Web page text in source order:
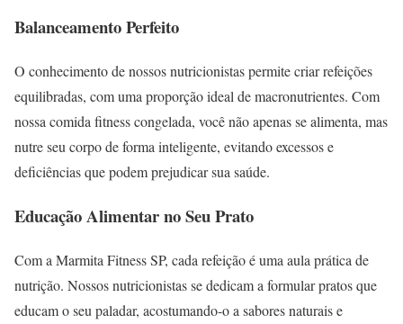
Balanceamento Perfeito
O conhecimento de nossos nutricionistas permite criar refeições
equilibradas, com uma proporção ideal de macronutrientes. Com
nossa comida fitness congelada, você não apenas se alimenta, mas
nutre seu corpo de forma inteligente, evitando excessos e
deficiências que podem prejudicar sua saúde.
Educação Alimentar no Seu Prato
Com a Marmita Fitness SP, cada refeição é uma aula prática de
nutrição. Nossos nutricionistas se dedicam a formular pratos que
educam o seu paladar, acostumando-o a sabores naturais e